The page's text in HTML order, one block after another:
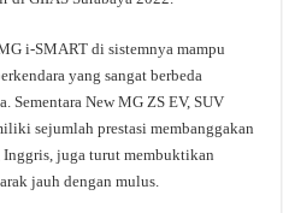
i-SMART di sistemnya mampu
yang sangat berbeda
New MG ZS EV, SUV
sejumlah prestasi membanggakan
Inggris, juga turut membuktikan
jauh dengan mulus.